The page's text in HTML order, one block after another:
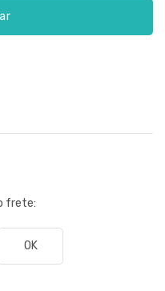
frete:
OK